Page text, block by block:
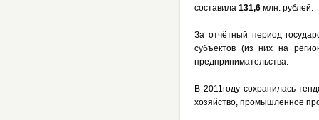
составила 131,6 млн. рублей.
За отчётный период
субъектов (из них на
предпринимательства.
В 2011году сохранилась
хозяйство, промышленное